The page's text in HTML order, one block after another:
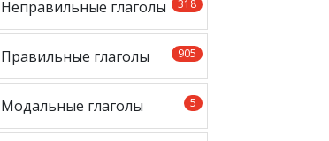
318
Неправильные глаголы
905
Правильные глаголы
5
Модальные глаголы